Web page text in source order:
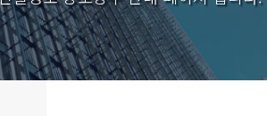
업
리업(폐지)
업
산림사업법인
엔지니어링사업자
개인하수처리시설·
설계시공업